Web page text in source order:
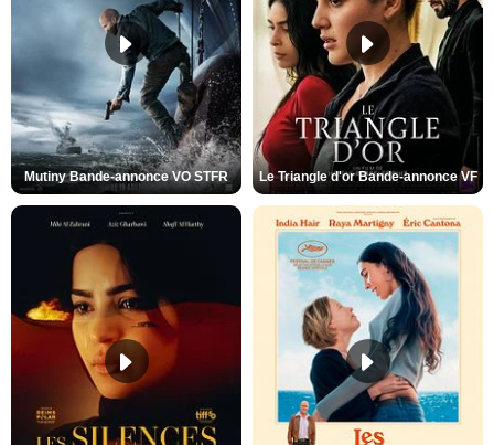
Mutiny Bande-annonce VO STFR Le Triangle d'or Bande-annonce VF